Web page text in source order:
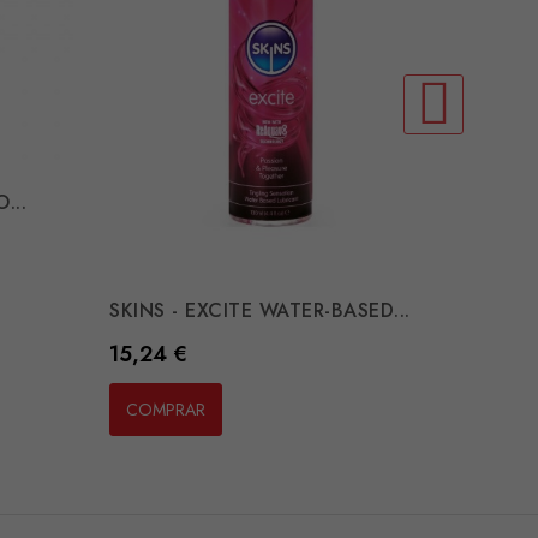
SKINS - EXCITE WATER-BASED...
Preço
15,24 €
COMPRAR